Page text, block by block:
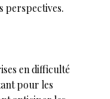
perspectives.
en difficulté
pour les